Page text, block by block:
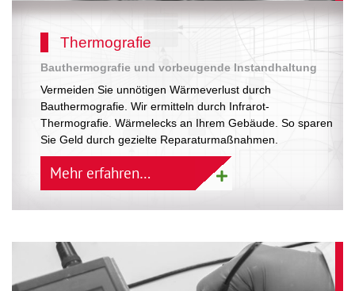
Thermografie
Bauthermografie und vorbeugende Instandhaltung
Vermeiden Sie unnötigen Wärmeverlust durch
Bauthermografie. Wir ermitteln durch Infrarot-
Thermografie. Wärmelecks an Ihrem Gebäude. So sparen
Sie Geld durch gezielte Reparaturmaßnahmen.
Mehr erfahren…